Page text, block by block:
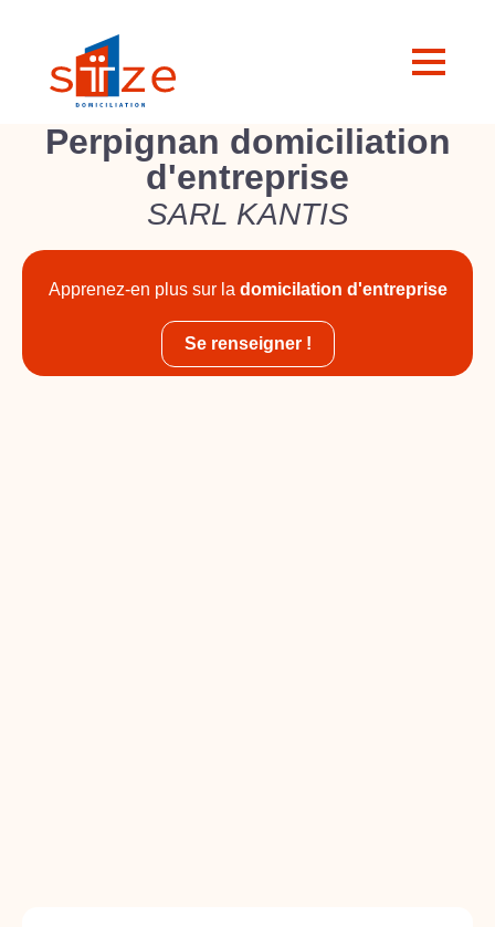
Perpignan domiciliation
d'entreprise
SARL KANTIS
Apprenez-en plus sur la domicilation d'entreprise
Se renseigner !